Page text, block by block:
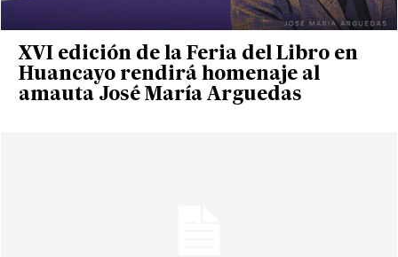
XVI edición de la Feria del Libro en
Huancayo rendirá homenaje al
amauta José María Arguedas